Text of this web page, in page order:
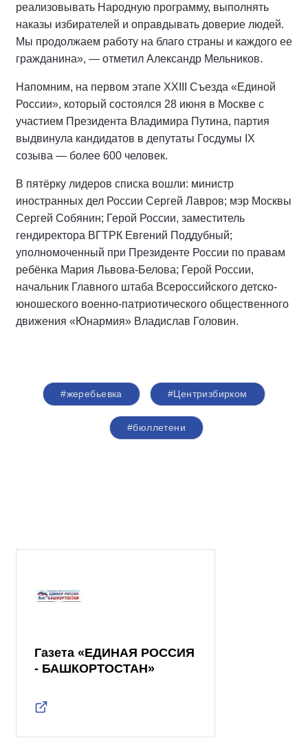
реализовывать Народную программу, выполнять
наказы избирателей и оправдывать доверие людей.
Мы продолжаем работу на благо страны и каждого ее
гражданина», — отметил Александр Мельников.
Напомним, на первом этапе XXIII Съезда «Единой
России», который состоялся 28 июня в Москве с
участием Президента Владимира Путина, партия
выдвинула кандидатов в депутаты Госдумы IX
созыва — более 600 человек.
В пятёрку лидеров списка вошли: министр
иностранных дел России Сергей Лавров; мэр Москвы
Сергей Собянин; Герой России, заместитель
гендиректора ВГТРК Евгений Поддубный;
уполномоченный при Президенте России по правам
ребёнка Мария Львова-Белова; Герой России,
начальник Главного штаба Всероссийского детско-
юношеского военно-патриотического общественного
движения «Юнармия» Владислав Головин.
#жеребьевка #Центризбирком
#бюллетени
Газета «ЕДИНАЯ РОССИЯ
- БАШКОРТОСТАН»